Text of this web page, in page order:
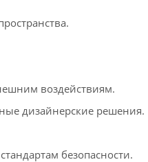
воздействиям.
дизайнерские решения.
безопасности.